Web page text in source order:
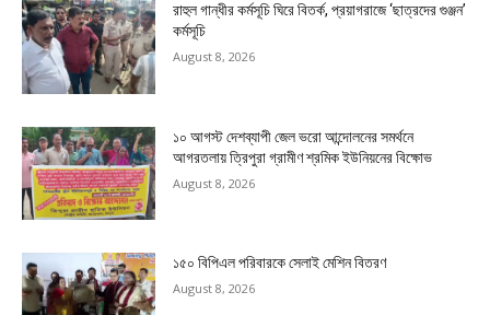
রাহুল গান্ধীর কর্মসূচি ঘিরে বিতর্ক, প্রয়াগরাজে ‘ছাত্রদের গুঞ্জন’
কর্মসূচি
August 8, 2026
১০ আগস্ট দেশব্যাপী জেল ভরো আন্দোলনের সমর্থনে
আগরতলায় ত্রিপুরা গ্রামীণ শ্রমিক ইউনিয়নের বিক্ষোভ
August 8, 2026
১৫০ বিপিএল পরিবারকে সেলাই মেশিন বিতরণ
August 8, 2026